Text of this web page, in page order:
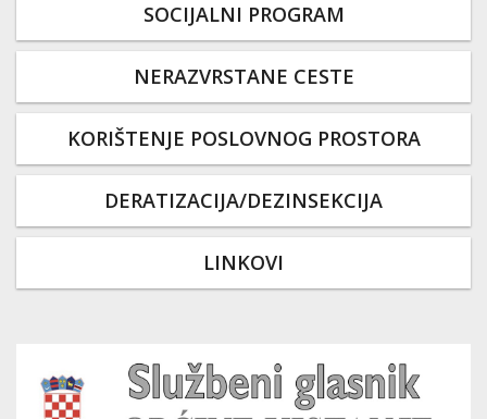
SOCIJALNI PROGRAM
NERAZVRSTANE CESTE
KORIŠTENJE POSLOVNOG PROSTORA
DERATIZACIJA/DEZINSEKCIJA
LINKOVI